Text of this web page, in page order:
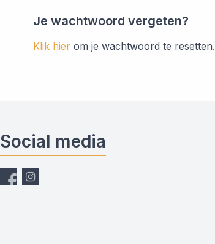
Je wachtwoord vergeten?
Klik hier om je wachtwoord te resetten.
Social media